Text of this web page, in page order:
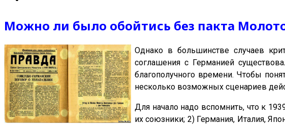
Можно ли было обойтись без пакта
Однако в большинстве случаев
соглашения с Германией
благополучного времени. Чтобы
несколько возможных сценариев
Для начало надо вспомнить, что к
их союзники; 2) Германия, Италия,